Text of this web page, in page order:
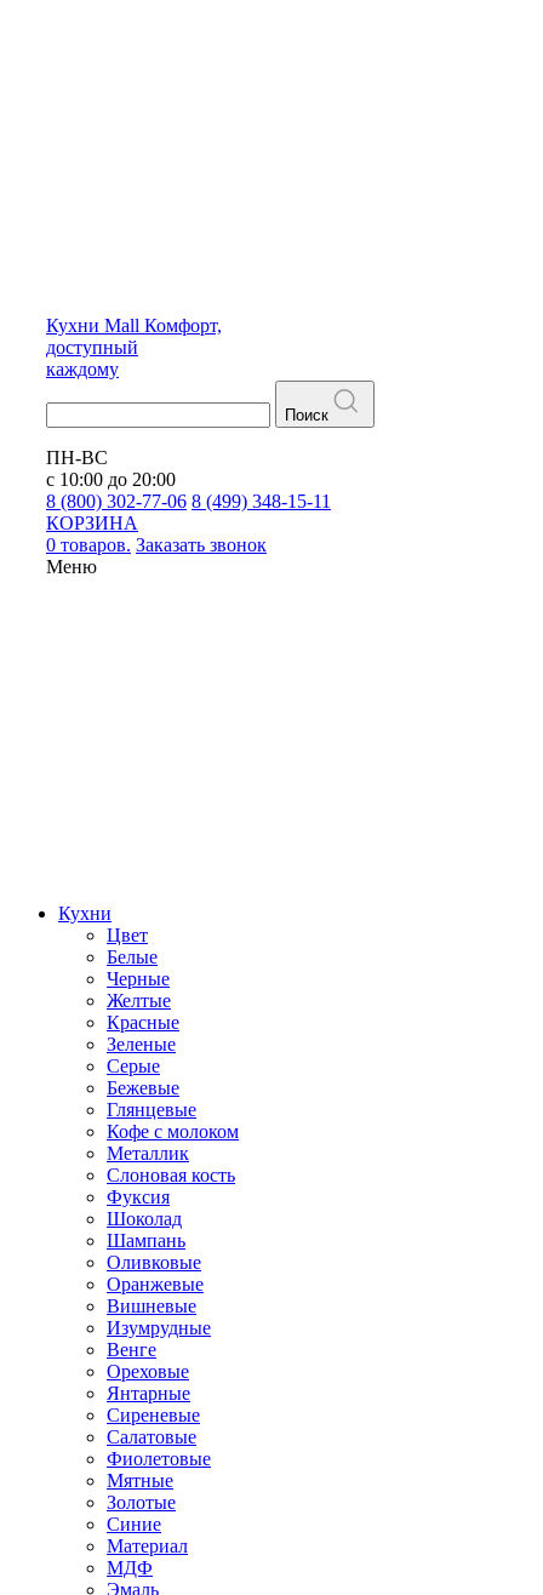
Кухни Mall Комфорт,
доступный
каждому
Поиск
ПН-ВС
с 10:00 до 20:00
8 (800) 302-77-06 8 (499) 348-15-11
КОРЗИНА
0 товаров. Заказать звонок
Меню
Кухни
Цвет
Белые
Черные
Желтые
Красные
Зеленые
Серые
Бежевые
Глянцевые
Кофе с молоком
Металлик
Слоновая кость
Фуксия
Шоколад
Шампань
Оливковые
Оранжевые
Вишневые
Изумрудные
Венге
Ореховые
Янтарные
Сиреневые
Салатовые
Фиолетовые
Мятные
Золотые
Синие
Материал
МДФ
Эмаль